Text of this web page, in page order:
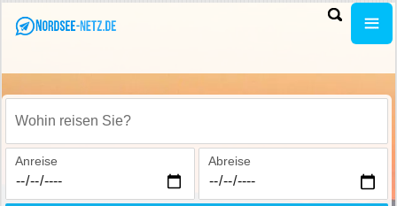
Wohin reisen Sie?
Anreise Abreise